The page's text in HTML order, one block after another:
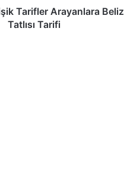
Tarifler Arayanlara Beliz
Tatlısı Tarifi